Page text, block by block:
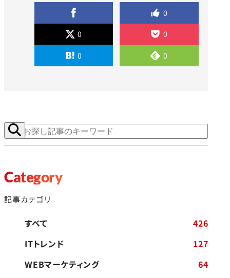
0
0 0
0 0
Category
記事カテゴリ
すべて
426
ITトレンド
127
WEBマーケティング
64